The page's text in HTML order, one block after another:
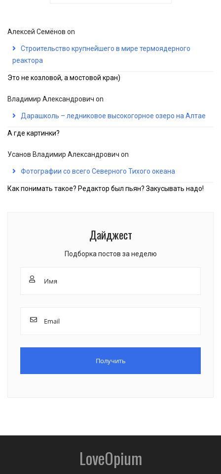
Алексей Семёнов on
Строительство крупнейшего в мире термоядерного
реактора
Это не козловой, а мостовой кран)
Владимир Александрович on
Дарашколь – ледниковое высокогорное озеро на Алтае
А где картинки?
Усанов Владимир Александрович on
Фотографии со всего Северного Тихого океана
Как понимать такое? Редактор был пьян? Закусывать надо!
Дайджест
Подборка постов за неделю
LoveOpium